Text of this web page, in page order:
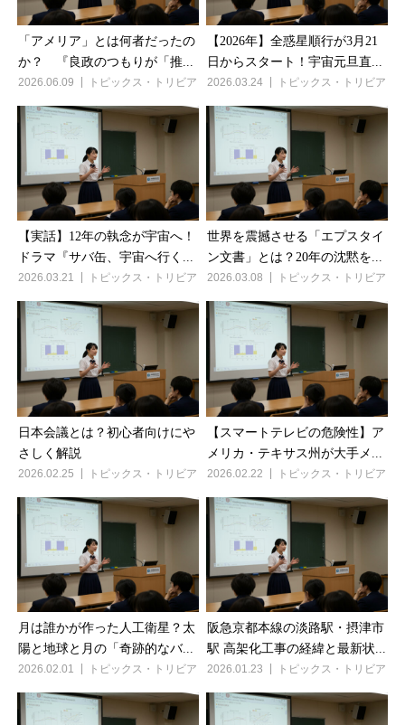
「アメリア」とは何者だったの
か？ 『良政のつもりが「推...
2026.06.09 トピックス・トリビア
【2026年】全惑星順行が3月21
日からスタート！宇宙元旦直...
2026.03.24 トピックス・トリビア
【実話】12年の執念が宇宙へ！
ドラマ『サバ缶、宇宙へ行く...
2026.03.21 トピックス・トリビア
世界を震撼させる「エプスタイ
ン文書」とは？20年の沈黙を...
2026.03.08 トピックス・トリビア
日本会議とは？初心者向けにや
さしく解説
2026.02.25 トピックス・トリビア
【スマートテレビの危険性】ア
メリカ・テキサス州が大手メ...
2026.02.22 トピックス・トリビア
月は誰かが作った人工衛星？太
陽と地球と月の「奇跡的なバ...
2026.02.01 トピックス・トリビア
阪急京都本線の淡路駅・摂津市
駅 高架化工事の経緯と最新状...
2026.01.23 トピックス・トリビア